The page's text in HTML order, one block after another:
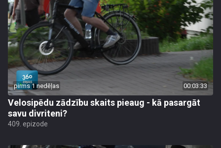
pirms 1 nedēļas 00:03:33
Velosipēdu zādzību skaits pieaug - kā pasargāt
savu divriteni?
409. epizode